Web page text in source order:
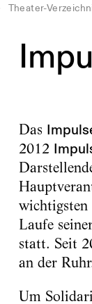
Theater-
Das
2012
wichtigsten
Laufe
statt. Seit
an der
Um